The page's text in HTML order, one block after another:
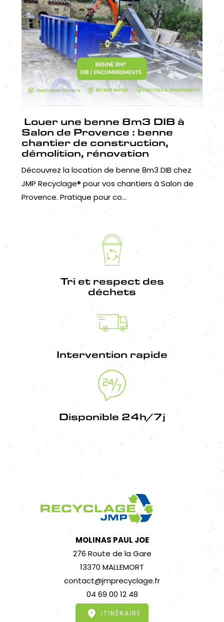
Louer une benne 8m3 DIB à
Salon de Provence : benne
chantier de construction,
démolition, rénovation
Découvrez la location de benne 8m3 DIB chez
JMP Recyclage® pour vos chantiers à Salon de
Provence. Pratique pour co...
Tri et respect des
déchets
Intervention rapide
Disponible 24h/7j
MOLINAS PAUL JOE
276 Route de la Gare
13370 MALLEMORT
contact@jmprecyclage.fr
04 69 00 12 48
ITINÉRAIRE